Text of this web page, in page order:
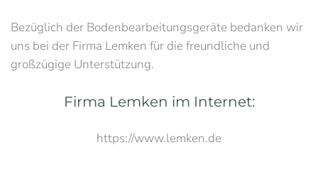
Bezüglich der Bodenbearbeitungsgeräte bedanken wir
uns bei der Firma Lemken für die freundliche und
großzügige Unterstützung.
Firma Lemken im Internet:
https://www.lemken.de